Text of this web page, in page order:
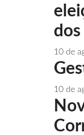
dos
10 de
10 de